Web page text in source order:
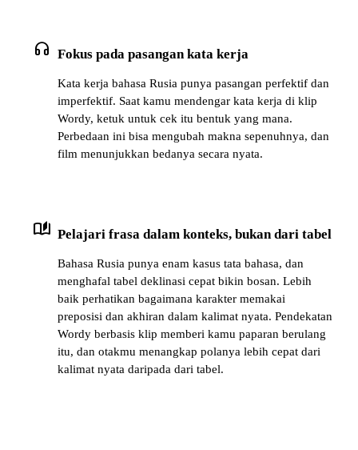
headphones Fokus pada pasangan kata kerja
Kata kerja bahasa Rusia punya pasangan perfektif dan
imperfektif. Saat kamu mendengar kata kerja di klip
Wordy, ketuk untuk cek itu bentuk yang mana.
Perbedaan ini bisa mengubah makna sepenuhnya, dan
film menunjukkan bedanya secara nyata.
auto_stories Pelajari frasa dalam konteks, bukan dari tabel
Bahasa Rusia punya enam kasus tata bahasa, dan
menghafal tabel deklinasi cepat bikin bosan. Lebih
baik perhatikan bagaimana karakter memakai
preposisi dan akhiran dalam kalimat nyata. Pendekatan
Wordy berbasis klip memberi kamu paparan berulang
itu, dan otakmu menangkap polanya lebih cepat dari
kalimat nyata daripada dari tabel.